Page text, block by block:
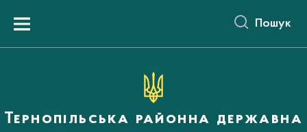
вмістуMenu Пошук
Тернопільська районна державна